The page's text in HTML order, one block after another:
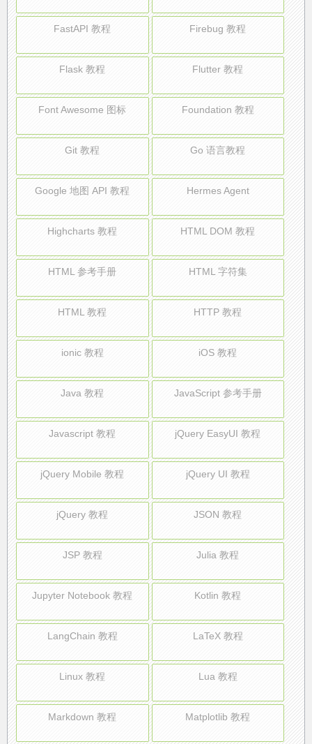
FastAPI 教程 Firebug 教程
Flask 教程 Flutter 教程
Font Awesome 图标 Foundation 教程
Git 教程 Go 语言教程
Google 地图 API 教程 Hermes Agent
Highcharts 教程 HTML DOM 教程
HTML 参考手册 HTML 字符集
HTML 教程 HTTP 教程
ionic 教程 iOS 教程
Java 教程 JavaScript 参考手册
Javascript 教程 jQuery EasyUI 教程
jQuery Mobile 教程 jQuery UI 教程
jQuery 教程 JSON 教程
JSP 教程 Julia 教程
Jupyter Notebook 教程 Kotlin 教程
LangChain 教程 LaTeX 教程
Linux 教程 Lua 教程
Markdown 教程 Matplotlib 教程